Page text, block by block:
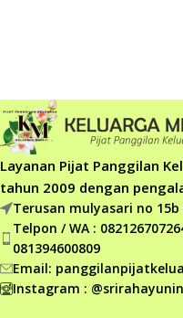
Layanan Pijat Panggilan
tahun 2009 dengan
Terusan mulyasari no
Telpon / WA :
081394600809
Email:
Instagram :